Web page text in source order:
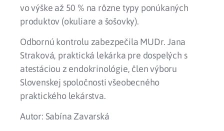
vo výške až 50 % na rôzne typy ponúkaných
produktov (okuliare a šošovky).
Odbornú kontrolu zabezpečila MUDr. Jana
Straková, praktická lekárka pre dospelých s
atestáciou z endokrinológie, člen výboru
Slovenskej spoločnosti všeobecného
praktického lekárstva.
Autor: Sabína Zavarská